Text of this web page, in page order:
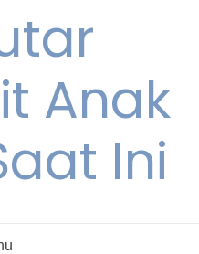
Anak
Ini